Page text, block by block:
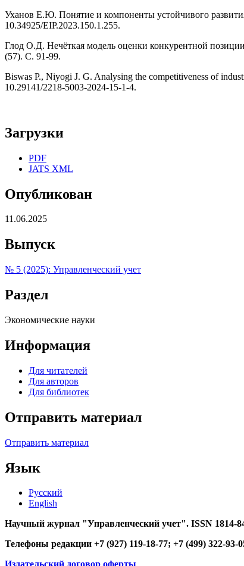
Уханов Е.Ю. Понятие и компоненты устойчивого
10.34925/EIP.2023.150.1.255.
Глод О.Д. Нечёткая модель оценки конкурентной
(57). С. 91-99.
Biswas P., Niyogi J. G. Analysing the competitiveness of
10.29141/2218-5003-2024-15-1-4.
Загрузки
PDF
JATS XML
Опубликован
11.06.2025
Выпуск
№ 5 (2025): Управленческий учет
Раздел
Экономические науки
Информация
Для читателей
Для авторов
Для библиотек
Отправить материал
Отправить материал
Язык
Русский
English
Научный журнал "Управленческий учет". ISSN
Телефоны редакции +7 (927) 119-18-77; +7 (499) 322-